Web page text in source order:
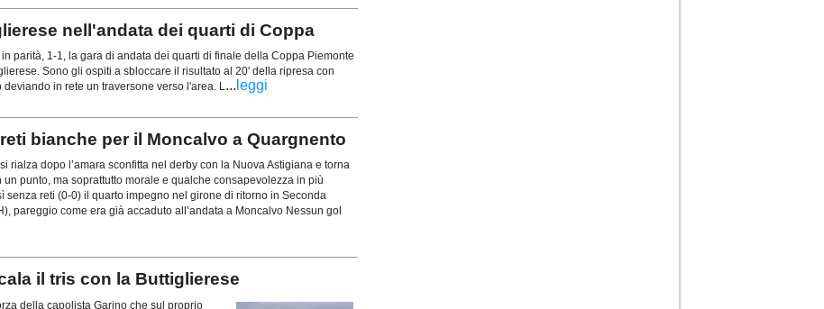
nell'andata dei quarti di Coppa
in parità, 1-1, la gara di andata dei quarti di finale della Coppa Piemonte
Sono gli ospiti a sbloccare il risultato al 20' della ripresa con
in rete un traversone verso l'area. L... leggi
bianche per il Moncalvo a Quargnento
si rialza dopo l’amara sconfitta nel derby con la Nuova Astigiana e torna
un punto, ma soprattutto morale e qualche consapevolezza in più
senza reti (0-0) il quarto impegno nel girone di ritorno in Seconda
pareggio come era già accaduto all’andata a Moncalvo Nessun gol
il tris con la Buttiglierese
della capolista Garino che sul proprio